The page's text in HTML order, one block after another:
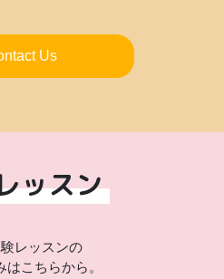
Us
ッスン
レッスンの
はこちらから。